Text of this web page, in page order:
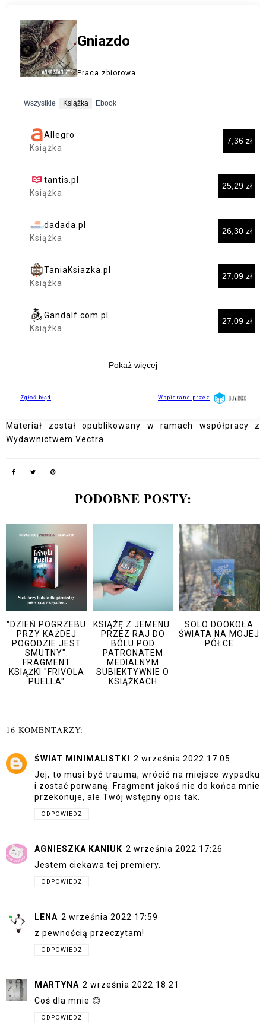
Materiał został opublikowany w ramach współpracy z
Wydawnictwem Vectra.
PODOBNE POSTY:
"DZIEŃ POGRZEBU
PRZY KAŻDEJ
POGODZIE JEST
SMUTNY".
FRAGMENT
KSIĄŻKI "FRIVOLA
PUELLA"
KSIĄŻĘ Z JEMENU.
PRZEZ RAJ DO
BÓLU POD
PATRONATEM
MEDIALNYM
SUBIEKTYWNIE O
KSIĄŻKACH
SOLO DOOKOŁA
ŚWIATA NA MOJEJ
PÓŁCE
16 KOMENTARZY:
ŚWIAT MINIMALISTKI
2 września 2022 17:05
Jej, to musi być trauma, wrócić na miejsce wypadku
i zostać porwaną. Fragment jakoś nie do końca mnie
przekonuje, ale Twój wstępny opis tak.
ODPOWIEDZ
AGNIESZKA KANIUK 2 września 2022 17:26
Jestem ciekawa tej premiery.
ODPOWIEDZ
LENA 2 września 2022 17:59
z pewnością przeczytam!
ODPOWIEDZ
MARTYNA 2 września 2022 18:21
Coś dla mnie 😊
ODPOWIEDZ